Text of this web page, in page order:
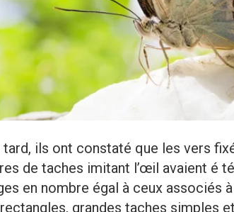
tard, ils ont constaté que les vers
de taches imitant l’œil avaient é
en nombre égal à ceux associés
grandes taches simples